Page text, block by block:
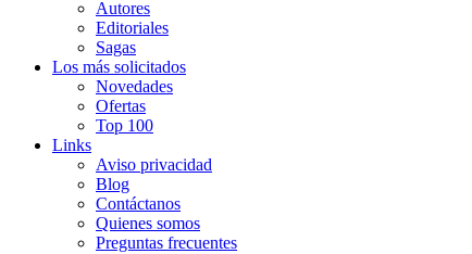
Autores
Editoriales
Sagas
Los más solicitados
Novedades
Ofertas
Top 100
Links
Aviso privacidad
Blog
Contáctanos
Quienes somos
Preguntas frecuentes